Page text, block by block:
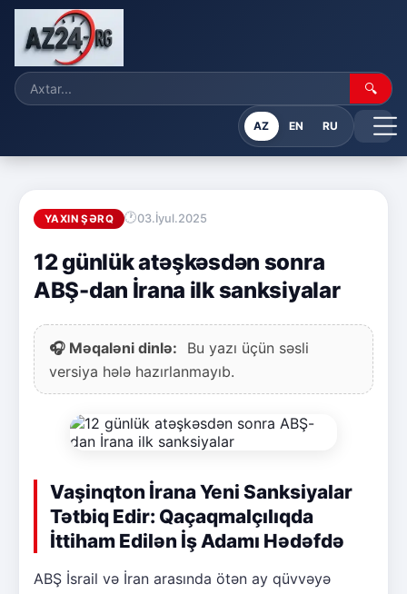
🔍
AZ EN RU
YAXIN ŞƏRQ 03.İyul.2025
12 günlük atəşkəsdən sonra
ABŞ-dan İrana ilk sanksiyalar
🎧 Məqaləni dinlə:
Bu yazı üçün səsli
versiya hələ hazırlanmayıb.
Vaşinqton İrana Yeni Sanksiyalar
Tətbiq Edir: Qaçaqmalçılıqda
İttiham Edilən İş Adamı Hədəfdə
ABŞ İsrail və İran arasında ötən ay qüvvəyə